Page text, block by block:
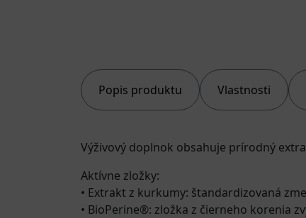
Popis produktu Vlastnosti
Výživový doplnok obsahuje prírodný
Aktívne zložky:
• Extrakt z kurkumy: štandardizovaná
• BioPerine®: zložka z čierneho korenia